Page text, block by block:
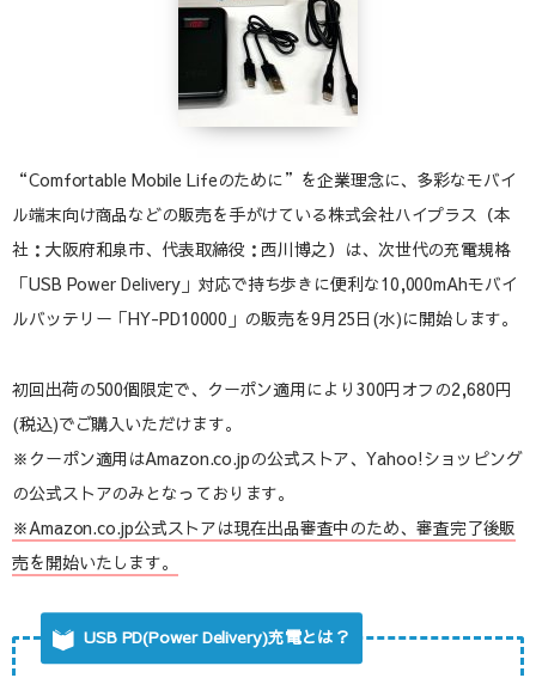
“Comfortable Mobile Lifeのために”を企業理念に、多彩なモバイ
ル端末向け商品などの販売を手がけている株式会社ハイプラス（本
社：大阪府和泉市、代表取締役：西川博之）は、次世代の充電規格
「USB Power Delivery」対応で持ち歩きに便利な10,000mAhモバイ
ルバッテリー「HY-PD10000」の販売を9月25日(水)に開始します。
初回出荷の500個限定で、クーポン適用により300円オフの2,680円
(税込)でご購入いただけます。
※クーポン適用はAmazon.co.jpの公式ストア、Yahoo!ショッピング
の公式ストアのみとなっております。
※Amazon.co.jp公式ストアは現在出品審査中のため、審査完了後販
売を開始いたします。
USB PD(Power Delivery)充電とは？